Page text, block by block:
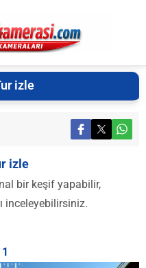
izle
izle
bir keşif yapabilir,
inceleyebilirsiniz.